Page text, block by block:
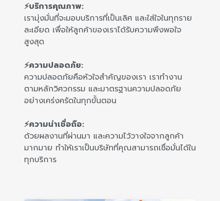
⚡บริการคุณภาพ:
เรามุ่งมั่นที่จะมอบบริการที่เป็นเลิศ และใส่ใจในทุกราย
ละเอียด เพื่อให้ลูกค้าของเราได้รับความพึงพอใจ
สูงสุด
⚡ความปลอดภัย:
ความปลอดภัยคือหัวใจสำคัญของเรา เราทำงาน
ตามหลักวิศวกรรม และมาตรฐานความปลอดภัย
อย่างเคร่งครัดในทุกขั้นตอน
⚡ความน่าเชื่อถือ:
ด้วยผลงานที่ผ่านมา และความไว้วางใจจากลูกค้า
มากมาย ทำให้เราเป็นบริษัทที่คุณสามารถเชื่อมั่นได้ใน
ทุกบริการ